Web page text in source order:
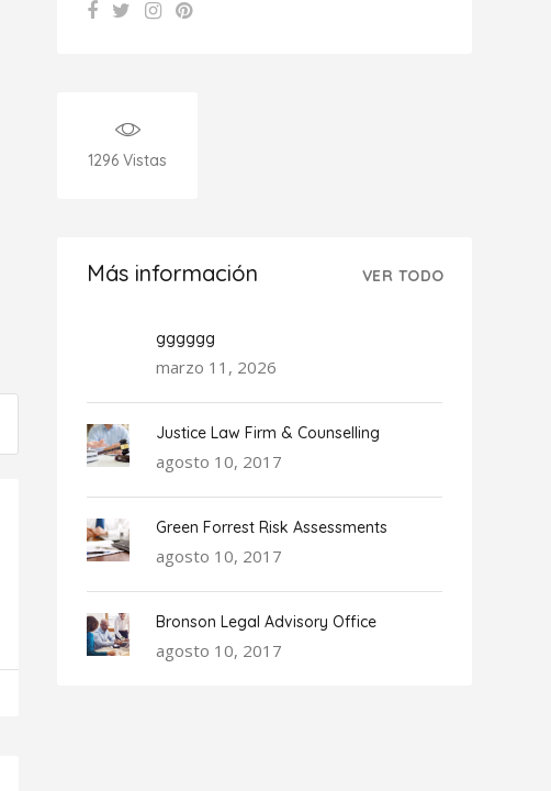
1296 Vistas
Más información VER TODO
gggggg
marzo 11, 2026
Justice Law Firm & Counselling
agosto 10, 2017
Green Forrest Risk Assessments
agosto 10, 2017
Bronson Legal Advisory Office
agosto 10, 2017